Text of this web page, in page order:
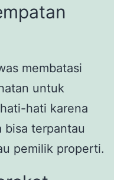
membatasi
untuk
hati karena
bisa terpantau
pemilik properti.